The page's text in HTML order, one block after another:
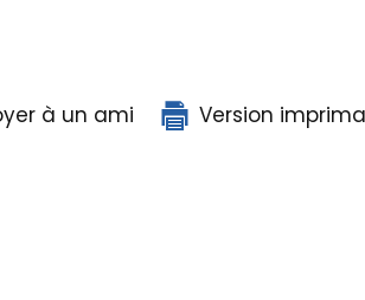
à un ami Version